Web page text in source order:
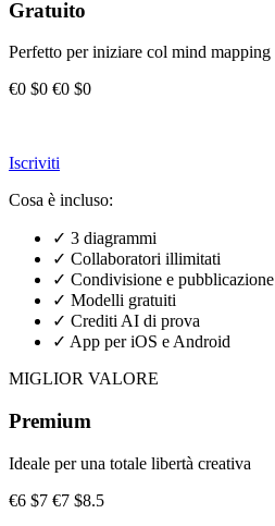
Gratuito
Perfetto per iniziare col mind mapping
€0 $0 €0 $0
Iscriviti
Cosa è incluso:
✓ 3 diagrammi
✓ Collaboratori illimitati
✓ Condivisione e pubblicazione
✓ Modelli gratuiti
✓ Crediti AI di prova
✓ App per iOS e Android
MIGLIOR VALORE
Premium
Ideale per una totale libertà creativa
€6 $7 €7 $8.5